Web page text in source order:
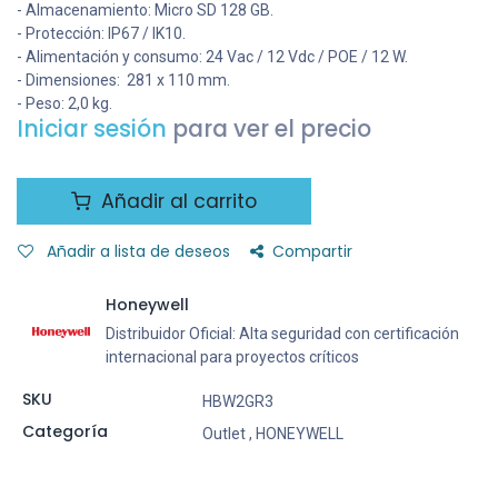
- Almacenamiento: Micro SD 128 GB.
- Protección: IP67 / IK10.
- Alimentación y consumo: 24 Vac / 12 Vdc / POE / 12 W.
- Dimensiones: 281 x 110 mm.
- Peso: 2,0 kg.
Iniciar sesión para ver el precio
Añadir al carrito
Añadir a lista de deseos Compartir
Honeywell
Distribuidor Oficial: Alta seguridad con certificación
internacional para proyectos críticos
SKU HBW2GR3
Categoría Outlet, HONEYWELL